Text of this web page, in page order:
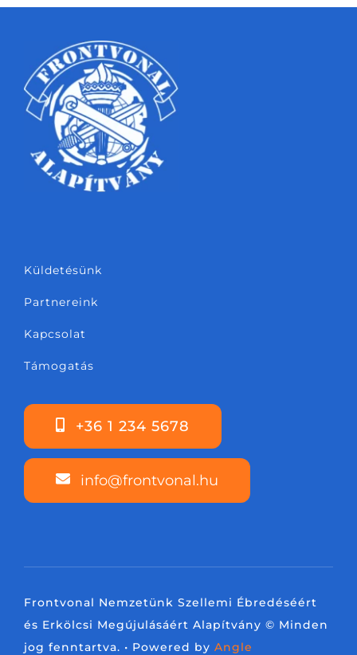
Küldetésünk
Partnereink
Kapcsolat
Támogatás
+36 1 234 5678
info@frontvonal.hu
Frontvonal Nemzetünk Szellemi Ébredéséért
és Erkölcsi Megújulásáért Alapítvány © Minden
jog fenntartva. • Powered by Angle